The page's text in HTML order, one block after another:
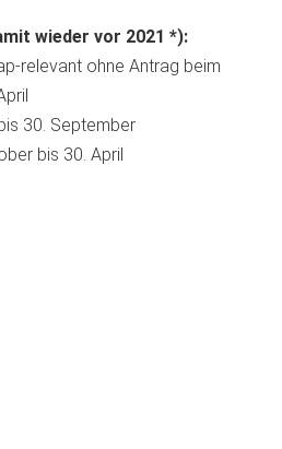
wieder vor 2021 *):
relevant ohne Antrag beim
30. September
bis 30. April